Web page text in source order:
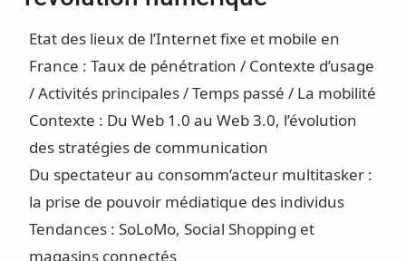
Etat des lieux de l’Internet fixe et mobile en
France : Taux de pénétration / Contexte d’usage
/ Activités principales / Temps passé / La mobilité
Contexte : Du Web 1.0 au Web 3.0, l’évolution
des stratégies de communication
Du spectateur au consomm’acteur multitasker :
la prise de pouvoir médiatique des individus
Tendances : SoLoMo, Social Shopping et
magasins connectés